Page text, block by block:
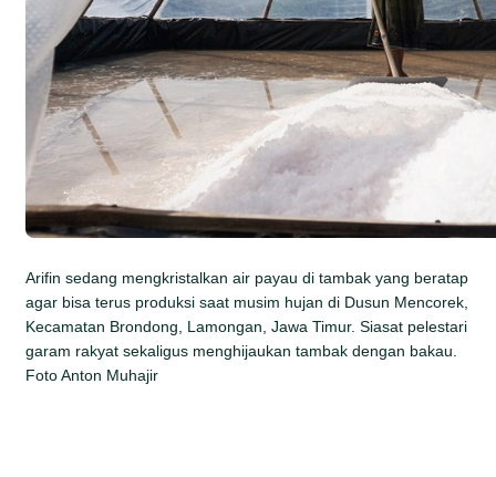
Arifin sedang mengkristalkan air payau di tambak yang beratap
agar bisa terus produksi saat musim hujan di Dusun Mencorek,
Kecamatan Brondong, Lamongan, Jawa Timur. Siasat pelestari
garam rakyat sekaligus menghijaukan tambak dengan bakau.
Foto Anton Muhajir